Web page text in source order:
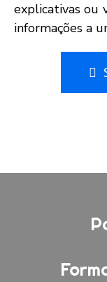
explicativas ou
informações a